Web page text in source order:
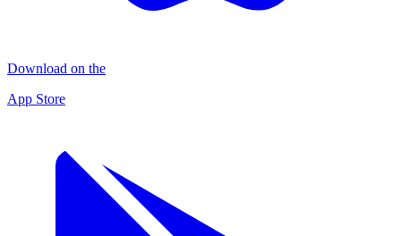
Download on the
App Store